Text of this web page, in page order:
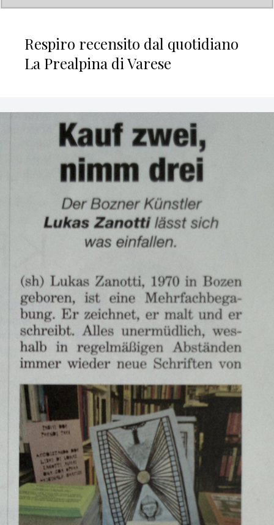
Respiro recensito dal quotidiano
La Prealpina di Varese